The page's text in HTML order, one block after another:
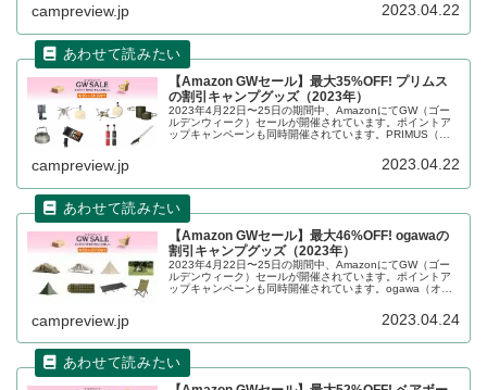
campreview.jp 2023.04.22
【Amazon GWセール】最大35%OFF! プリムス
の割引キャンプグッズ（2023年）
2023年4月22日〜25日の期間中、AmazonにてGW（ゴー
ルデンウィーク）セールが開催されています。ポイントア
ップキャンペーンも同時開催されています。PRIMUS（プ
campreview.jp 2023.04.22
【Amazon GWセール】最大46%OFF! ogawaの
割引キャンプグッズ（2023年）
2023年4月22日〜25日の期間中、AmazonにてGW（ゴー
ルデンウィーク）セールが開催されています。ポイントア
ップキャンペーンも同時開催されています。ogawa（オガ
campreview.jp 2023.04.24